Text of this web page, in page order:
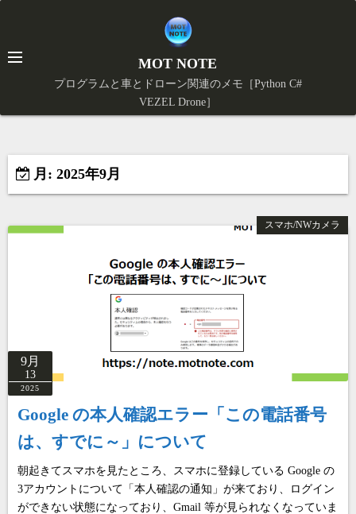
テ
へ
キ
プ
MOT NOTE
プログラムと車とドローン関連のメモ［Python C#
VEZEL Drone］
X
月: 2025年9月
スマホ/NWカメラ
9月
13
2025
Google の本人確認エラー「この電話番号
は、すでに～」について
朝起きてスマホを見たところ、スマホに登録している Google の
3アカウントについて「本人確認の通知」が来ており、ログイン
ができない状態になっており、Gmail 等が見られなくなっていま